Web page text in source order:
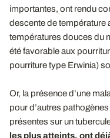
importantes, ont rendu
descente de température
températures douces du
été favorable aux
pourriture type Erwinia)
Or, la présence d’une
pour d’autres
présentes sur un
les plus atteints, ont